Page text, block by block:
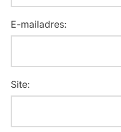
E-mailadres:
Site: